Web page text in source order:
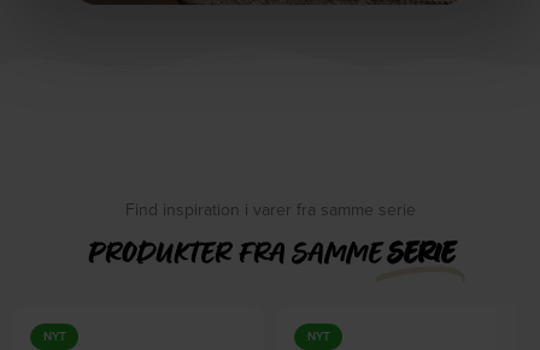
Find inspiration i varer fra samme serie
PRODUKTER FRA SAMMESERIE
NYT NYT